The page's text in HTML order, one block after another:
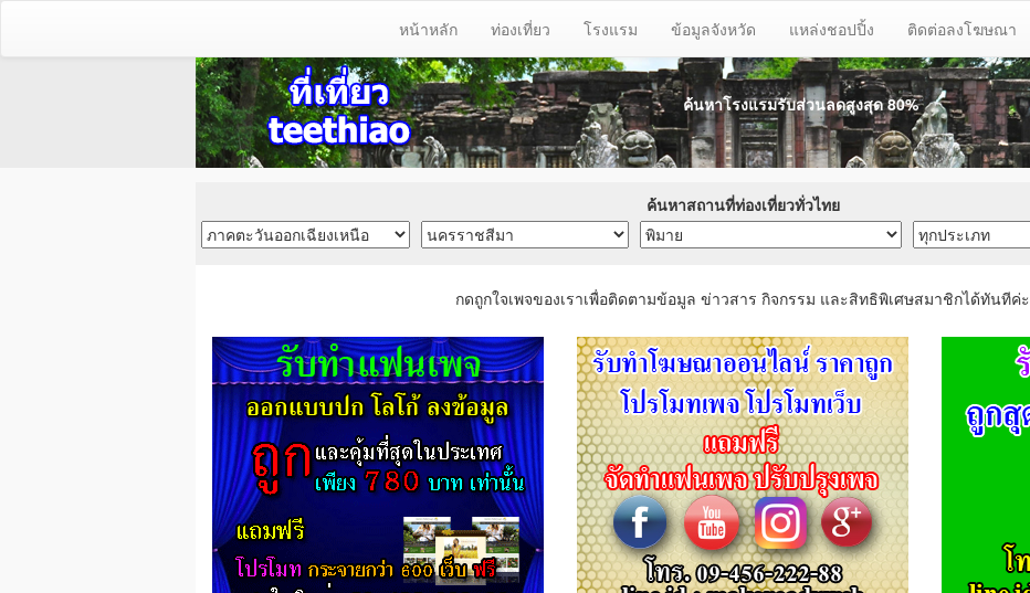
หน้าหลัก ท่องเที่ยว โรงแรม ข้อมูลจังหวัด แหล่งชอปปิ้ง ติดต่อลงโฆษณา
ค้นหาโรงแรมรับส่วนลดสูงสุด 80%
ค้นหาสถานที่ท่องเที่ยวทั่วไทย
กดถูกใจเพจของเราเพื่อติดตามข้อมูล ข่าวสาร กิจกรรม และสิทธิพิเศษสมาชิกได้ทันทีค่ะ